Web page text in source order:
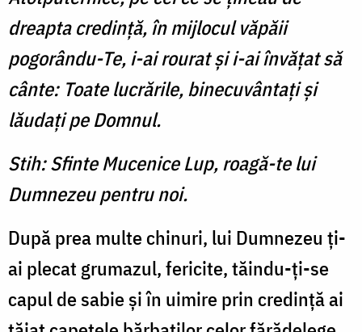
dreapta credinţă, în mijlocul văpăii
pogorându-Te, i-ai rourat şi i-ai învăţat să
cânte: Toate lucrările, binecuvântaţi şi
lăudaţi pe Domnul.
Stih: Sfinte Mucenice Lup, roagă-te lui
Dumnezeu pentru noi.
După prea multe chinuri, lui Dumnezeu ţi-
ai plecat grumazul, fericite, tăindu-ţi-se
capul de sabie şi în uimire prin credinţă ai